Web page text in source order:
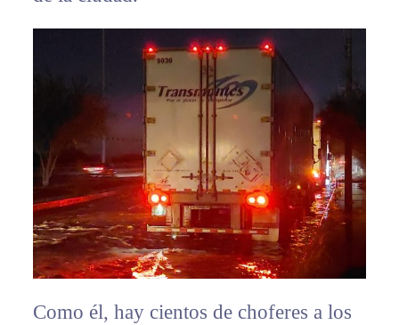
Como él, hay cientos de choferes a los